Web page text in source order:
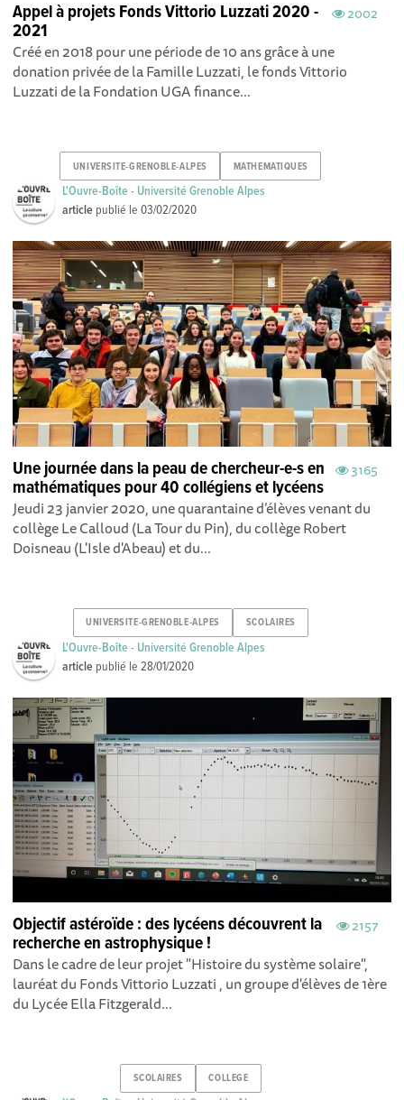
2002
Appel à projets Fonds Vittorio Luzzati 2020 -
2021
Créé en 2018 pour une période de 10 ans grâce à une
donation privée de la Famille Luzzati, le fonds Vittorio
Luzzati de la Fondation UGA finance...
UNIVERSITE-GRENOBLE-ALPES MATHEMATIQUES
L'Ouvre-Boîte - Université Grenoble Alpes
article publié le03/02/2020
3165
Une journée dans la peau de chercheur-e-s en
mathématiques pour 40 collégiens et lycéens
Jeudi 23 janvier 2020, une quarantaine d’élèves venant du
collège Le Calloud (La Tour du Pin), du collège Robert
Doisneau (L'Isle d'Abeau) et du...
UNIVERSITE-GRENOBLE-ALPES SCOLAIRES
L'Ouvre-Boîte - Université Grenoble Alpes
article publié le28/01/2020
2157
Objectif astéroïde : des lycéens découvrent la
recherche en astrophysique !
Dans le cadre de leur projet "Histoire du système solaire",
lauréat du Fonds Vittorio Luzzati , un groupe d'élèves de 1ère
du Lycée Ella Fitzgerald...
SCOLAIRES COLLEGE